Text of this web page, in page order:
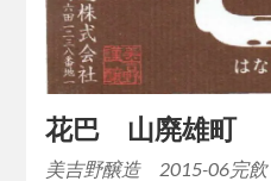
花巴 山廃雄町
美吉野醸造 2015-06完飲